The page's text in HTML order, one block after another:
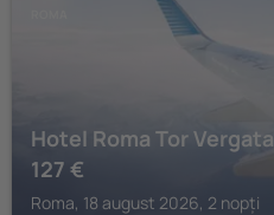
Hotel Roma Tor Vergata
127 €
Roma, 18 august 2026, 2 nopți